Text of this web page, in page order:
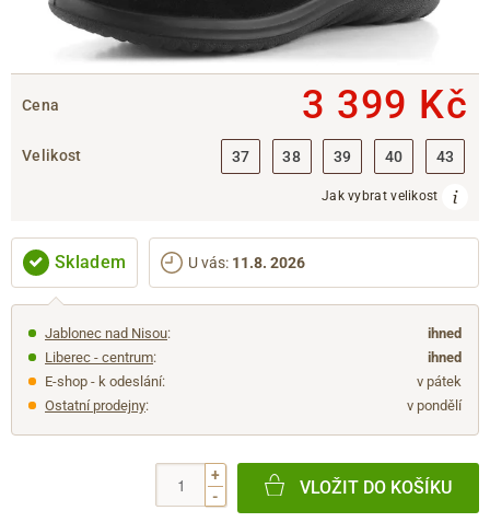
Cena 3 399 Kč
Velikost 37 38 39 40 43
Jak vybrat velikost
Skladem U vás: 11.8. 2026
Jablonec nad Nisou:
ihned
Liberec - centrum:
ihned
E-shop - k odeslání:
v pátek
Ostatní prodejny: v pondělí
+
-
VLOŽIT DO KOŠÍKU